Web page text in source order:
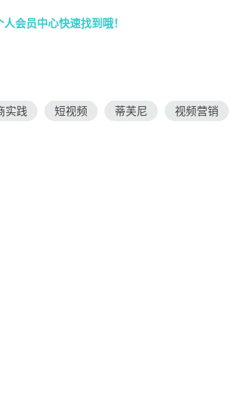
会员中心快速找到哦！
实践 短视频 蒂芙尼 视频营销